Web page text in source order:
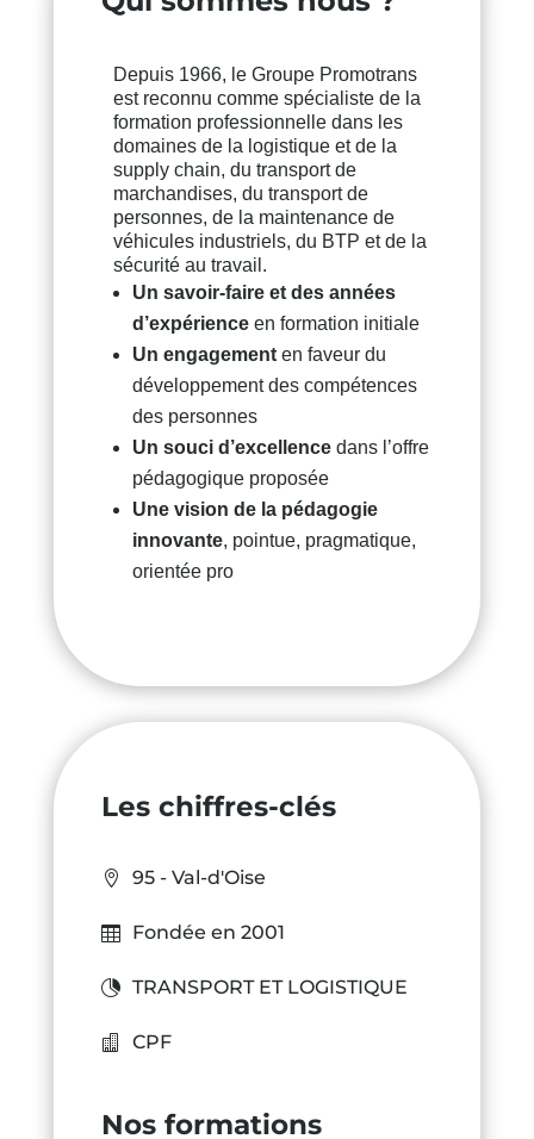
Depuis 1966, le Groupe Promotrans
est reconnu comme spécialiste de la
formation professionnelle dans les
domaines de la logistique et de la
supply chain, du transport de
marchandises, du transport de
personnes, de la maintenance de
véhicules industriels, du BTP et de la
sécurité au travail.
Un savoir-faire et des années
d’expérienceen formation initiale
Un engagement en faveur du
développement des compétences
des personnes
Un souci d’excellencedans l’offre
pédagogique proposée
Une vision de la pédagogie
innovante, pointue, pragmatique,
orientée pro
Les chiffres-clés
95 - Val-d'Oise
Fondée en 2001
TRANSPORT ET LOGISTIQUE
CPF
Nos formations